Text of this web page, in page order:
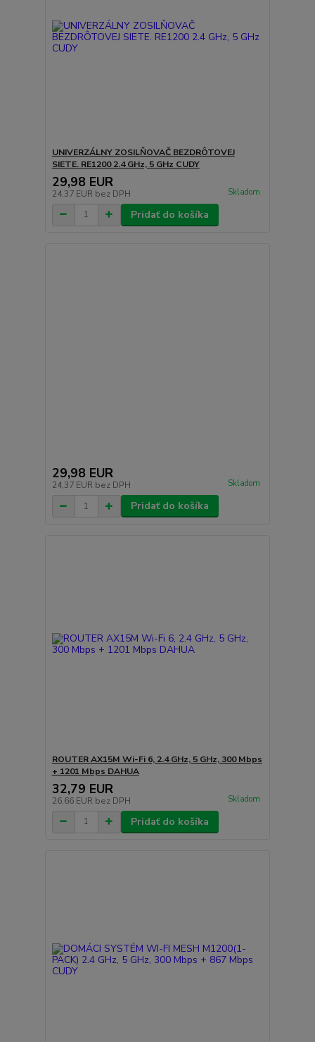
UNIVERZÁLNY ZOSILŇOVAČ BEZDRÔTOVEJ
SIETE. RE1200 2.4 GHz, 5 GHz CUDY
29,98 EUR
24,37 EUR bez DPH Skladom
Pridať do košíka
29,98 EUR
24,37 EUR bez DPH Skladom
Pridať do košíka
ROUTER AX15M Wi-Fi 6, 2.4 GHz, 5 GHz, 300 Mbps
+ 1201 Mbps DAHUA
32,79 EUR
26,66 EUR bez DPH Skladom
Pridať do košíka